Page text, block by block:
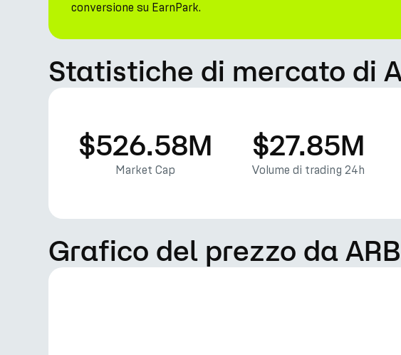
conversione su EarnPark.
Statistiche di mercato di
$526.58M
Market Cap
$27.85M
Volume di trading 24h
Grafico del prezzo da